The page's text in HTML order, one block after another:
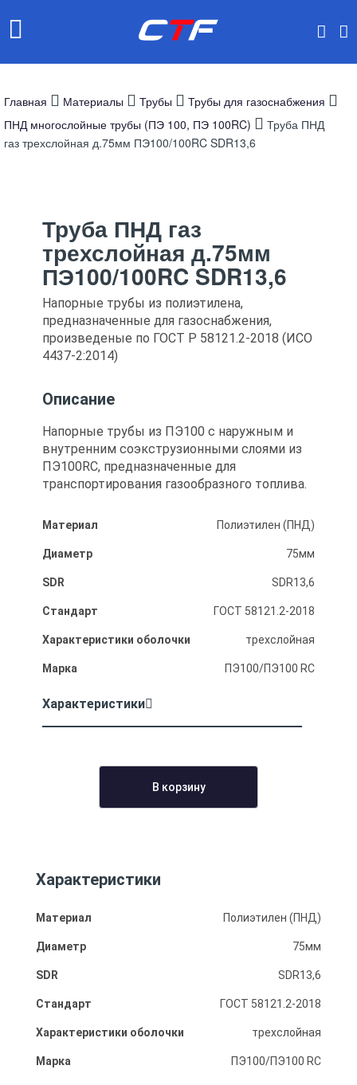
Главная Материалы Трубы
Трубы для газоснабжения
ПНД многослойные трубы (ПЭ 100, ПЭ 100RC)
Труба ПНД
газ трехслойная д.75мм ПЭ100/100RC SDR13,6
Труба ПНД газ
трехслойная д.75мм
ПЭ100/100RC SDR13,6
Напорные трубы из полиэтилена,
предназначенные для газоснабжения,
произведеные по ГОСТ Р 58121.2-2018 (ИСО
4437-2:2014)
Описание
Напорные трубы из ПЭ100 с наружным и
внутренним соэкструзионными слоями из
ПЭ100RC, предназначенные для
транспортирования газообразного топлива.
Материал Полиэтилен (ПНД)
Диаметр 75мм
SDR SDR13,6
Стандарт ГОСТ 58121.2-2018
Характеристики оболочки трехслойная
Марка ПЭ100/ПЭ100 RC
Характеристики
В корзину
Характеристики
Материал Полиэтилен (ПНД)
Диаметр 75мм
SDR SDR13,6
Стандарт ГОСТ 58121.2-2018
Характеристики оболочки трехслойная
Марка ПЭ100/ПЭ100 RC